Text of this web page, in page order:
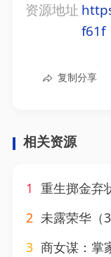
资源地址
f61f
复制分享
相关资源
1 重生掷金弃状元，我与
2 未露荣华（
3 商女谋：掌家